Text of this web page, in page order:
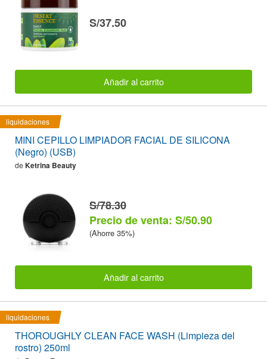
S/37.50
Añadir al carrito
liquidaciones
MINI CEPILLO LIMPIADOR FACIAL DE SILICONA
(Negro) (USB)
de Ketrina Beauty
S/78.30
Precio de venta: S/50.90
(Ahorre 35%)
Añadir al carrito
liquidaciones
THOROUGHLY CLEAN FACE WASH (Limpieza del
rostro) 250ml